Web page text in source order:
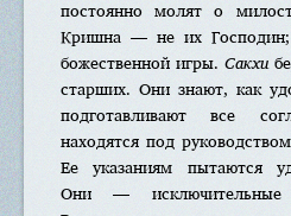
постоянно молят о
Кришна — не их
божественной игры. Сакхи
старших. Они знают, как
подготавливают все
находятся под
Ее указаниям пытаются
Они —